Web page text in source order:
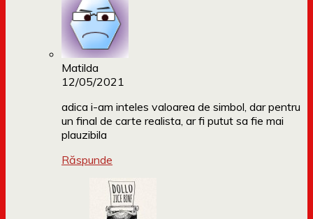
Matilda
12/05/2021
adica i-am inteles valoarea de simbol, dar pentru
un final de carte realista, ar fi putut sa fie mai
plauzibila
Răspunde